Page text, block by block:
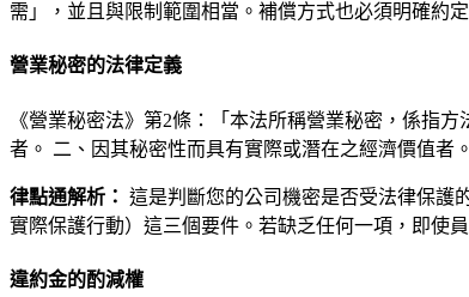
需」，並且與限制範圍相當。補償方式也必須明確約
營業秘密的法律定義
《營業秘密法》第2條：「本法所稱營業秘密，係指
者。 二、因其秘密性而具有實際或潛在之經濟價值者
律點通解析： 這是判斷您的公司機密是否受法律保護
實際保護行動）這三個要件。若缺乏任何一項，即使
違約金的酌減權